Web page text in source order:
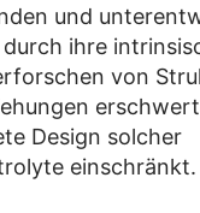
und
ihre
von
Design solcher
einschränkt.